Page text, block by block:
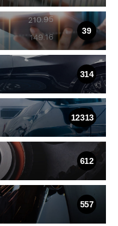
39
314
12313
612
557